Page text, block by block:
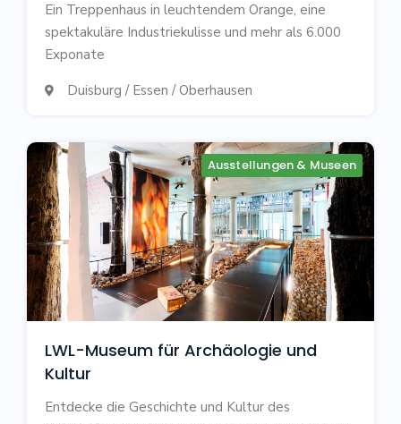
Ein Treppenhaus in leuchtendem Orange, eine
spektakuläre Industriekulisse und mehr als 6.000
Exponate
 Duisburg / Essen / Oberhausen
Ausstellungen & Museen
LWL-Museum für Archäologie und
Kultur
Entdecke die Geschichte und Kultur des